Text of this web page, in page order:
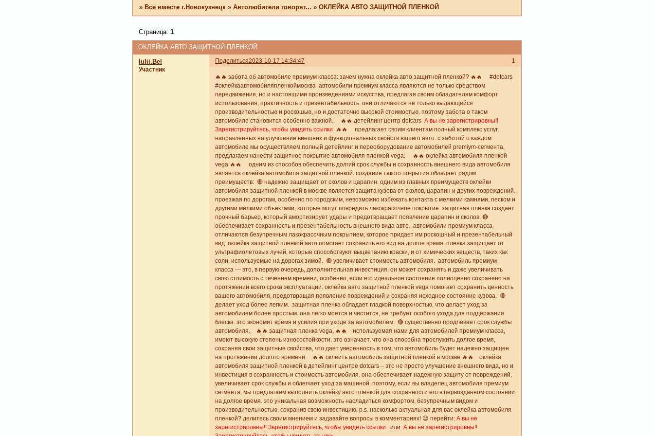
»Все вместе г.Новокузнецк »Автолюбители говорят... »ОКЛЕЙКА АВТО ЗАЩИТНОЙ ПЛЕНКОЙ
ОКЛЕЙКА АВТО ЗАЩИТНОЙ ПЛЕНКОЙ
Страница:1
Поделиться 1
2023-10-17 14:34:47
Iulii.Bel
Участник
🔥🔥 забота об автомобиле премиум класса: зачем нужна оклейка авто защитной пленкой? 🔥🔥 #dotcars
#оклейкаавтомобиляпленкоймосква автомобили премиум класса являются не только средством
передвижения, но и настоящими произведениями искусства, предлагая своим обладателям комфорт
использования, практичность и презентабельность. они отличаются не только выдающейся
производительностью и роскошью, но и достаточно высокой стоимостью. поэтому забота о таком
автомобиле становится особенно важной. 🔥🔥 детейлинг центр dotcars А вы не зарегистрировны!!
Зарегистрируйтесь, чтобы увидеть ссылки 🔥🔥 предлагает своим клиентам полный комплекс услуг,
направленных на улучшение внешних и функциональных свойств вашего авто. с заботой о каждом
автомобиле мы осуществляем полный детейлинг и переоборудование автомобилей premiym-сегмента,
предлагаем нанести защитное покрытие автомобиля пленкой vega. 🔥🔥 оклейка автомобиля пленкой
vega 🔥🔥 одним из способов обеспечить долгий срок службы и сохранность внешнего вида автомобиля
является оклейка автомобиля защитной пленкой. создание такого покрытия обладает рядом
преимуществ: 🔴 надежно защищает от сколов и царапин. одним из главных преимуществ оклейки
автомобиля защитной пленкой в москве является защита кузова от сколов, царапин и других повреждений.
проезжая по дорогам, особенно по городским, невозможно избежать контакта с мелкими камнями, песком и
другими мелкими объектами, которые могут повредить лакокрасочное покрытие. защитная пленка создает
прочный барьер, который амортизирует удары и предотвращает появление царапин и сколов. 🔴
обеспечивает сохранность и презентабельность внешнего вида авто. автомобили премиум класса
отличаются безупречным лакокрасочным покрытием, которое придает им роскошный и презентабельный
вид. оклейка защитной пленкой авто помогает сохранить его вид на долгое время. пленка защищает от
ультрафиолетовых лучей, которые способствуют выцветанию краски, и от химических веществ, таких как
соли, используемые на дорогах зимой. 🔴 увеличивает стоимость автомобиля. автомобиль премиум
класса — это, в первую очередь, дополнительная инвестиция. он может сохранять и даже увеличивать
свою стоимость с течением времени, особенно, если его идеальное состояние полноценно сохранено на
протяжении всего срока эксплуатации. оклейка авто защитной пленкой vega помогает сохранить ценность
вашего автомобиля, предотвращая появление повреждений и сохраняя исходное состояние кузова. 🔴
делает уход более легким. защитная пленка обладает гладкой поверхностью, что делает уход за
автомобилем более простым. она легко моется и чистится, не требует особого ухода для поддержания
блеска. это экономит время и усилия при уходе за автомобилем. 🔴 существенно продлевает срок службы
автомобиля. 🔥🔥 защитная пленка vega, 🔥🔥 используемая нами для автомобилей премиум класса,
имеют высокую степень износостойкости. это означает, что она способна прослужить долгое время,
сохраняя свои защитные свойства, что дает уверенность в том, что автомобиль будет надежно защищен
на протяжении долгого времени. 🔥🔥 оклеить автомобиль защитной пленкой в москве 🔥🔥 оклейка
автомобиля защитной пленкой в детейлинг центре dotcars – это не просто улучшение внешнего вида, но и
инвестиция в сохранность и стоимость автомобиля. она обеспечивает надежную защиту от повреждений,
увеличивает срок службы и облегчает уход за машиной. поэтому, если вы владелец автомобиля премиум
сегмента, мы предлагаем выполнить оклейку авто пленкой для сохранности его в первозданном состоянии
на долгое время. это уникальная возможность насладиться комфортом, безупречным видом и
производительностью, сохранив свою инвестицию. p.s. насколько актуальная для вас оклейка автомобиля
пленкой? делитесь своим мнением и задавайте вопросы в комментариях! 😊 перейти: А вы не
зарегистрировны!! Зарегистрируйтесь, чтобы увидеть ссылки или А вы не зарегистрировны!!